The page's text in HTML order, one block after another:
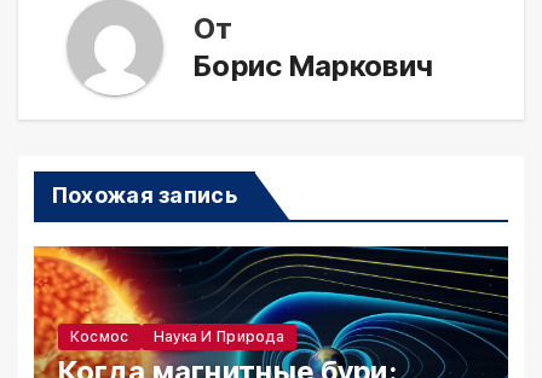
От
Борис Маркович
Похожая запись
Космос Наука И Природа